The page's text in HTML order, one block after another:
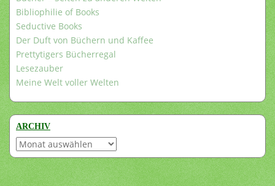
Bibliophilie of Books
Seductive Books
Der Duft von Büchern und Kaffee
Prettytigers Bücherregal
Lesezauber
Meine Welt voller Welten
ARCHIV
Archiv